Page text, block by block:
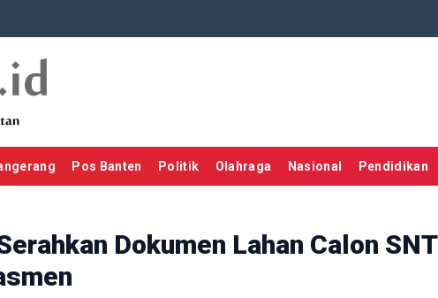
Pos Banten Politik Olahraga Nasional Pendidikan
Dokumen Lahan Calon SNT